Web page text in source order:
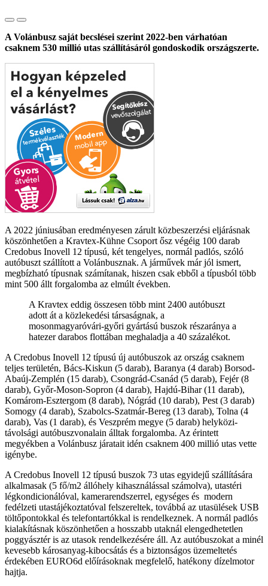
A Volánbusz saját becslései szerint 2022-ben várhatóan
csaknem 530 millió utas szállításáról gondoskodik országszerte.
A 2022 júniusában eredményesen zárult közbeszerzési eljárásnak
köszönhetően a Kravtex-Kühne Csoport ősz végéig 100 darab
Credobus Inovell 12 típusú, két tengelyes, normál padlós, szóló
autóbuszt szállított a Volánbusznak. A járművek már jól ismert,
megbízható típusnak számítanak, hiszen csak ebből a típusból több
mint 500 állt forgalomba az elmúlt években.
A Kravtex eddig összesen több mint 2400 autóbuszt
adott át a közlekedési társaságnak, a
mosonmagyaróvári-győri gyártású buszok részaránya a
hatezer darabos flottában meghaladja a 40 százalékot.
A Credobus Inovell 12 típusú új autóbuszok az ország csaknem
teljes területén, Bács-Kiskun (5 darab), Baranya (4 darab) Borsod-
Abaúj-Zemplén (15 darab), Csongrád-Csanád (5 darab), Fejér (8
darab), Győr-Moson-Sopron (4 darab), Hajdú-Bihar (11 darab),
Komárom-Esztergom (8 darab), Nógrád (10 darab), Pest (3 darab)
Somogy (4 darab), Szabolcs-Szatmár-Bereg (13 darab), Tolna (4
darab), Vas (1 darab), és Veszprém megye (5 darab) helyközi-
távolsági autóbuszvonalain álltak forgalomba. Az érintett
megyékben a Volánbusz járatait idén csaknem 400 millió utas vette
igénybe.
A Credobus Inovell 12 típusú buszok 73 utas egyidejű szállítására
alkalmasak (5 fő/m2 állóhely kihasználással számolva), utastéri
légkondicionálóval, kamerarendszerrel, egységes és modern
fedélzeti utastájékoztatóval felszereltek, továbbá az utasülések USB
töltőpontokkal és telefontartókkal is rendelkeznek. A normál padlós
kialakításnak köszönhetően a hosszabb utaknál elengedhetetlen
poggyásztér is az utasok rendelkezésére áll. Az autóbuszokat a minél
kevesebb károsanyag-kibocsátás és a biztonságos üzemeltetés
érdekében EURO6d előírásoknak megfelelő, hatékony dízelmotor
hajtja.